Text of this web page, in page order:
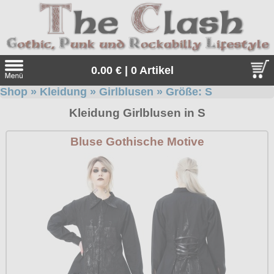
0.00 € | 0 Artikel
Angebote
Sonderangebote
Geschenketipps
Gratis
Kleidung/Gothic
alle Artikel
Girlblusen
Punkrock
Shop » Kleidung » Girlblusen » Größe: S
Kleidung Girlblusen in S
Bluse Gothische Motive